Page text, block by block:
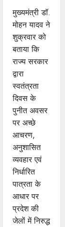
मुख्यमंत्री डॉ.
मोहन यादव ने
शुक्रवार को
बताया कि
राज्य सरकार
द्वारा
स्वतंत्रता
दिवस के
पुनीत अवसर
पर अच्छे
आचरण,
अनुशासित
व्यवहार एवं
निर्धारित
पात्रता के
आधार पर
प्रदेश की
जेलों में निरुद्ध